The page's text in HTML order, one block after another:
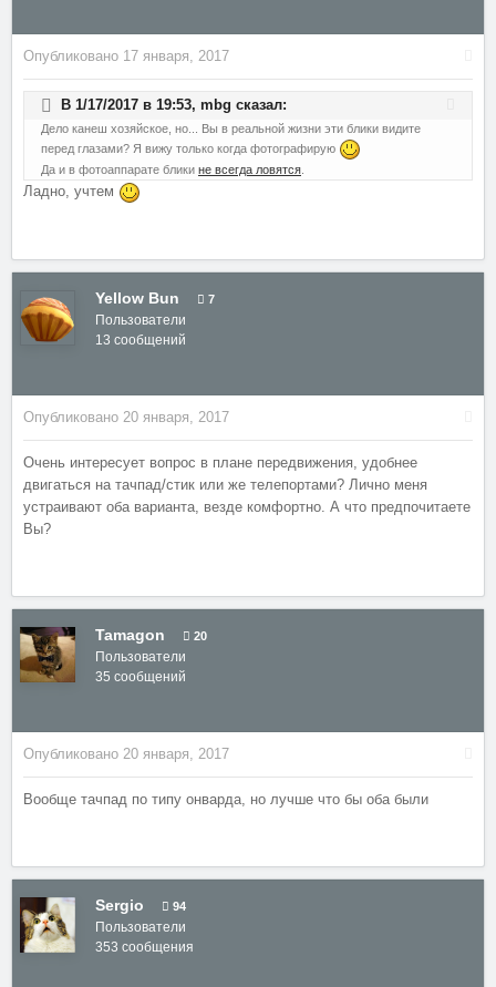
Опубликовано 17 января, 2017
В 1/17/2017 в 19:53, mbg сказал:
Дело канеш хозяйское, но... Вы в реальной жизни эти блики видите
перед глазами? Я вижу только когда фотографирую
Да и в фотоаппарате блики не всегда ловятся
Ладно, учтем
Yellow Bun 7
Пользователи
13 сообщений
Опубликовано 20 января, 2017
Очень интересует вопрос в плане передвижения, удобнее
двигаться на тачпад/стик или же телепортами? Лично меня
устраивают оба варианта, везде комфортно. А что предпочитаете
Вы?
Tamagon 20
Пользователи
35 сообщений
Опубликовано 20 января, 2017
Вообще тачпад по типу онварда, но лучше что бы оба были
Sergio 94
Пользователи
353 сообщения